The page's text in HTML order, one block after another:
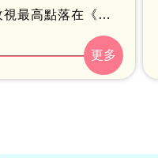
最高點落在《綜
黃路梓茵)、陳漢典
，陳漢典感人致詞